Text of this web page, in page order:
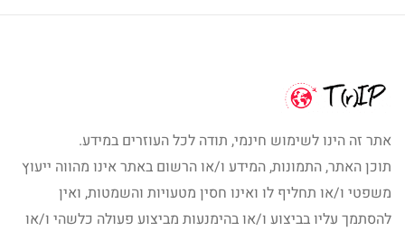
אתר זה הינו לשימוש חינמי, תודה לכל העוזרים במידע.
תוכן האתר, התמונות, המידע ו/או הרשום באתר אינו מהווה ייעוץ
משפטי ו/או תחליף לו ואינו חסין מטעויות והשמטות, ואין
להסתמך עליו בביצוע ו/או בהימנעות מביצוע פעולה כלשהי ו/או